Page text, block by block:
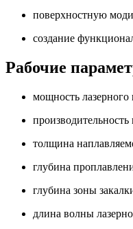
поверхностную
создание
Рабочие
мощность
толщина
глубина
глубина зоны
длина волны